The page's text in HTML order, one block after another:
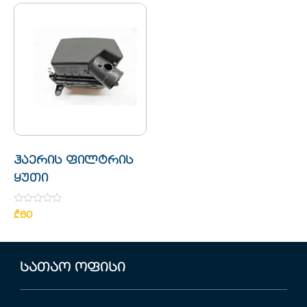
ჰაერის ფილტრის
ყუთი
Rated
0
₾60
სათაო ოფისი